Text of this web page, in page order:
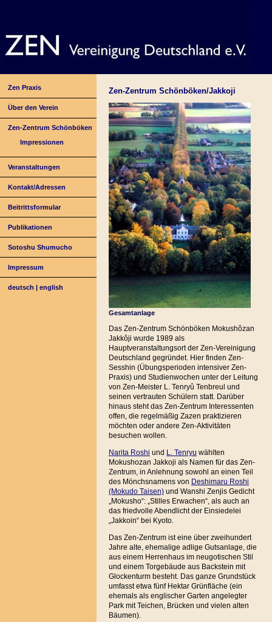
Zen Praxis
Über den Verein
Zen-Zentrum Schönböken
Impressionen
Veranstaltungen
Kontakt/Adressen
Beitrittsformular
Publikationen
Sotoshu Shumucho
Impressum
deutsch |english
Zen-Zentrum Schönböken/Jakkoji
Gesamtanlage
Das Zen-Zentrum Schönböken Mokushôzan
Jakkôji wurde 1989 als
Hauptveranstaltungsort der Zen-Vereinigung
Deutschland gegründet. Hier finden Zen-
Sesshin (Übungsperioden intensiver Zen-
Praxis) und Studienwochen unter der Leitung
von Zen-Meister L. Tenryû Tenbreul und
seinen vertrauten Schülern statt. Darüber
hinaus steht das Zen-Zentrum Interessenten
offen, die regelmäßig Zazen praktizieren
möchten oder andere Zen-Aktivitäten
besuchen wollen.
Narita Roshi und L. Tenryu wählten
Mokushozan Jakkoji als Namen für das Zen-
Zentrum, in Anlehnung sowohl an einen Teil
des Mönchsnamens von Deshimaru Roshi
(Mokudo Taisen)und Wanshi Zenjis Gedicht
„Mokusho“: „Stilles Erwachen“, als auch an
das friedvolle Abendlicht der Einsiedelei
„Jakkoin“ bei Kyoto.
Das Zen-Zentrum ist eine über zweihundert
Jahre alte, ehemalige adlige Gutsanlage, die
aus einem Herrenhaus im neugotischen Stil
und einem Torgebäude aus Backstein mit
Glockenturm besteht. Das ganze Grundstück
umfasst etwa fünf Hektar Grünfläche (ein
ehemals als englischer Garten angelegter
Park mit Teichen, Brücken und vielen alten
Bäumen).